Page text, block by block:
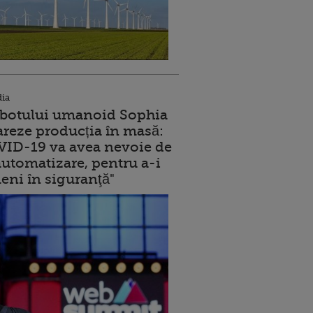
umanoid Sophia
producția în masă:
19 va avea nevoie de
pentru a-i
în siguranţă"